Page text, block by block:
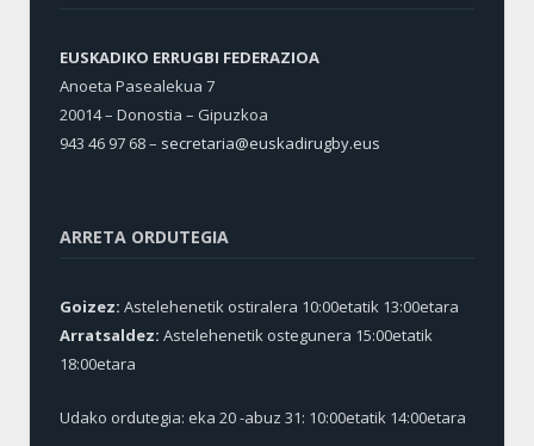
EUSKADIKO ERRUGBI FEDERAZIOA
Anoeta Pasealekua 7
20014 – Donostia – Gipuzkoa
943 46 97 68 – secretaria@euskadirugby.eus
ARRETA ORDUTEGIA
Goizez: Astelehenetik ostiralera 10:00etatik 13:00etara
Arratsaldez: Astelehenetik ostegunera 15:00etatik
18:00etara
Udako ordutegia: eka 20 -abuz 31: 10:00etatik 14:00etara